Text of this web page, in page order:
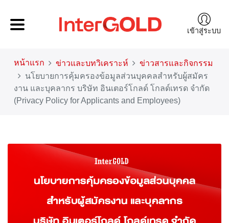
เข้าสู่ระบบ
หน้าแรก ข่าวและบทวิเคราะห์
ข่าวสารและกิจกรรม
นโยบายการคุ้มครองข้อมูลส่วนบุคคลสำหรับผู้สมัคร
งาน และบุคลากร บริษัท อินเตอร์โกลด์ โกลด์เทรด จำกัด
(Privacy Policy for Applicants and Employees)